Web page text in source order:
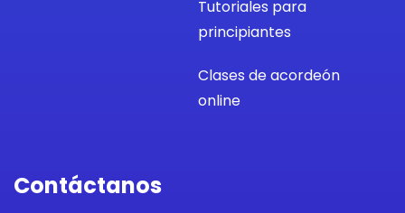
Tutoriales para
principiantes
Clases de acordeón
online
Contáctanos